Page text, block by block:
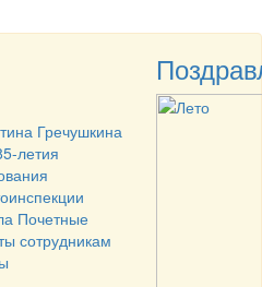
Гречушкина
летия
Почетные
сотрудникам